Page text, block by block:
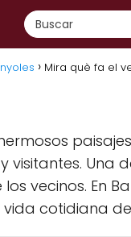
Mira què fa el
Una
vecinos. En
cotidiana